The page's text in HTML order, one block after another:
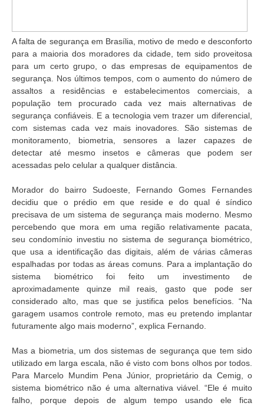
A falta de segurança em Brasília, motivo de medo e desconforto
para a maioria dos moradores da cidade, tem sido proveitosa
para um certo grupo, o das empresas de equipamentos de
segurança. Nos últimos tempos, com o aumento do número de
assaltos a residências e estabelecimentos comerciais, a
população tem procurado cada vez mais alternativas de
segurança confiáveis. E a tecnologia vem trazer um diferencial,
com sistemas cada vez mais inovadores. São sistemas de
monitoramento, biometria, sensores a lazer capazes de
detectar até mesmo insetos e câmeras que podem ser
acessadas pelo celular a qualquer distância.
Morador do bairro Sudoeste, Fernando Gomes Fernandes
decidiu que o prédio em que reside e do qual é síndico
precisava de um sistema de segurança mais moderno. Mesmo
percebendo que mora em uma região relativamente pacata,
seu condomínio investiu no sistema de segurança biométrico,
que usa a identificação das digitais, além de várias câmeras
espalhadas por todas as áreas comuns. Para a implantação do
sistema biométrico foi feito um investimento de
aproximadamente quinze mil reais, gasto que pode ser
considerado alto, mas que se justifica pelos benefícios. “Na
garagem usamos controle remoto, mas eu pretendo implantar
futuramente algo mais moderno”, explica Fernando.
Mas a biometria, um dos sistemas de segurança que tem sido
utilizado em larga escala, não é visto com bons olhos por todos.
Para Marcelo Mundim Pena Júnior, proprietário da Cemig, o
sistema biométrico não é uma alternativa viável. “Ele é muito
falho, porque depois de algum tempo usando ele fica